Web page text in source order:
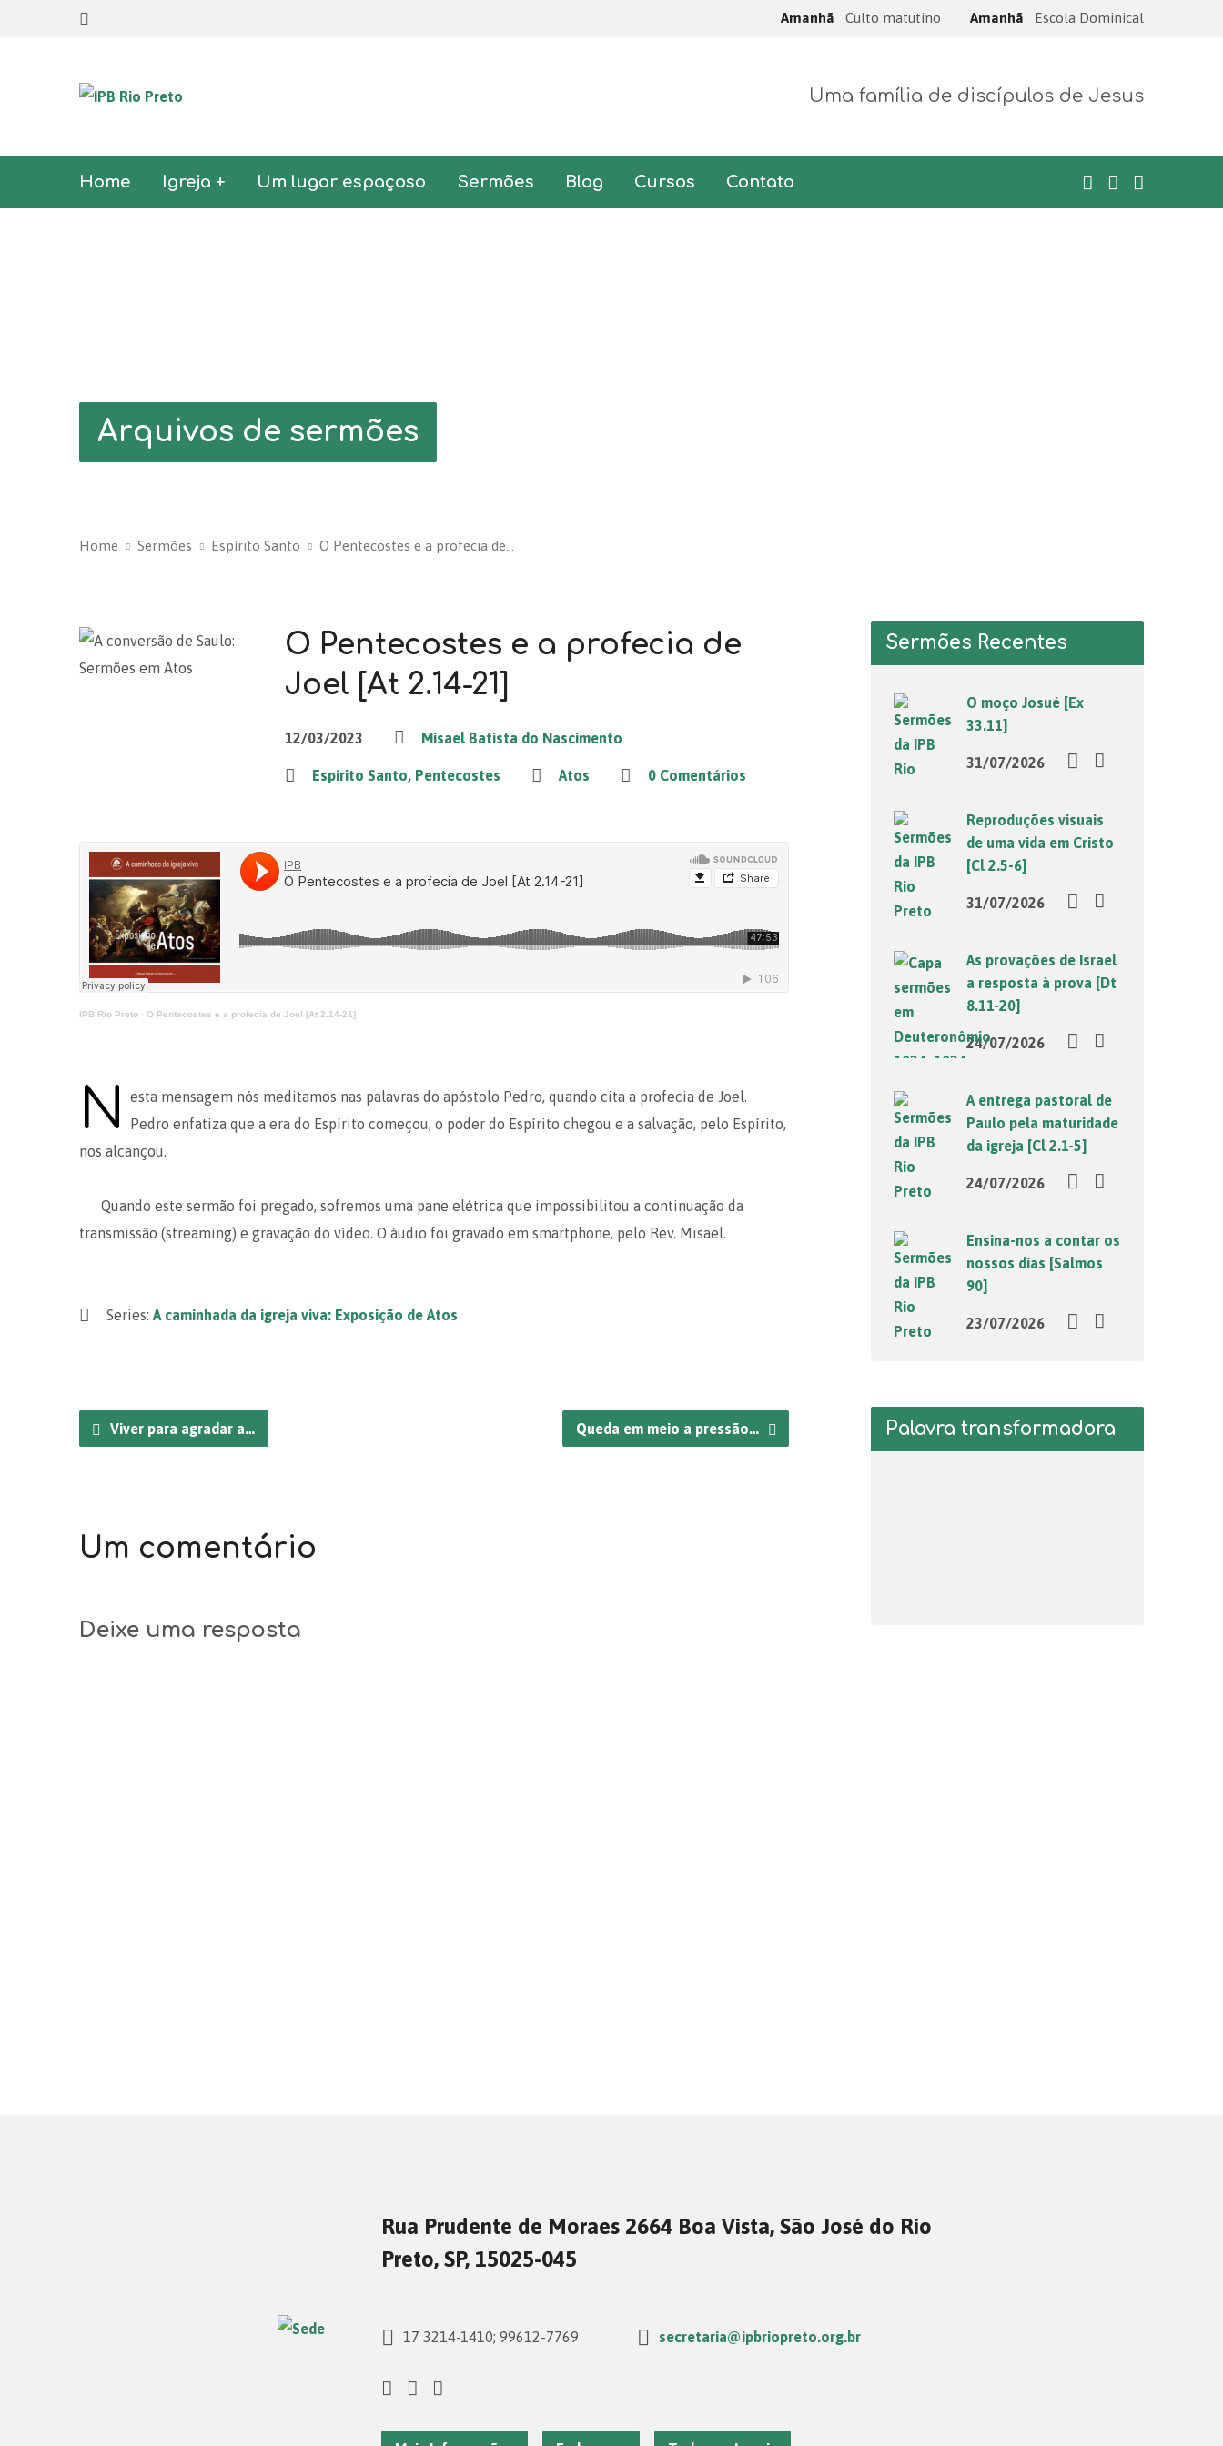
Amanhã Culto matutino Amanhã Escola Dominical
Uma família de discípulos de Jesus
Home Igreja + Um lugar espaçoso Sermões Blog Cursos Contato
Arquivos de sermões
Home Sermões Espírito Santo O Pentecostes e a profecia de…
O Pentecostes e a profecia de
Joel [At 2.14-21]
12/03/2023 Misael Batista do Nascimento
Espírito Santo, Pentecostes Atos 0 Comentários
IPB Rio Preto · O Pentecostes e a profecia de Joel [At 2.14-21]
N
esta mensagem nós meditamos nas palavras do apóstolo Pedro, quando cita a profecia de Joel.
Pedro enfatiza que a era do Espírito começou, o poder do Espírito chegou e a salvação, pelo Espírito,
nos alcançou.
Quando este sermão foi pregado, sofremos uma pane elétrica que impossibilitou a continuação da
transmissão (streaming) e gravação do vídeo. O áudio foi gravado em smartphone, pelo Rev. Misael.
Series: A caminhada da igreja viva: Exposição de Atos
Viver para agradar a… Queda em meio a pressão…
Um comentário
Deixe uma resposta
Sermões Recentes
O moço Josué [Ex
33.11]
31/07/2026
Reproduções visuais
de uma vida em Cristo
[Cl 2.5-6]
31/07/2026
As provações de Israel
a resposta à prova [Dt
8.11-20]
24/07/2026
A entrega pastoral de
Paulo pela maturidade
da igreja [Cl 2.1-5]
24/07/2026
Ensina-nos a contar os
nossos dias [Salmos
90]
23/07/2026
Palavra transformadora
Rua Prudente de Moraes 2664 Boa Vista, São José do Rio
Preto, SP, 15025-045
17 3214-1410; 99612-7769 secretaria@ipbriopreto.org.br